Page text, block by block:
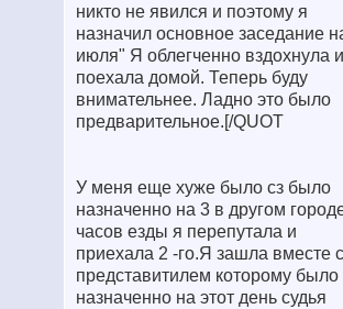
никто не явился и поэтому я
назначил основное заседание
июля" Я облегченно вздохнула и
поехала домой. Теперь буду
внимательнее. Ладно это было
предварительное.[/QUOT
У меня еще хуже было сз было
назначенно на 3 в другом
часов езды я перепутала и
приехала 2 -го.Я зашла вместе с
представитилем которому было
назначенно на этот день судья